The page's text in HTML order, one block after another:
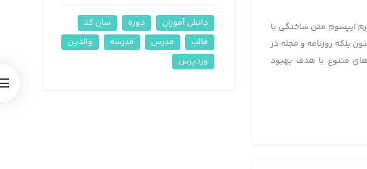
ایپسوم متن ساختگی با
بلکه روزنامه و مجله در
متنوع با هدف بهبود
دانش آموزان دوره
سان کد
قالب
مدرس مدرسه
والدین
وردپرس